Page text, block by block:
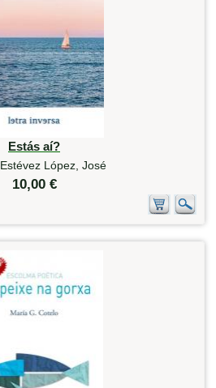
Estás aí?
Estévez López, José
10,00 €